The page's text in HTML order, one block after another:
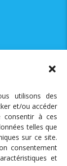
utilisons des
et/ou accéder
consentir à ces
telles que
sur ce site.
consentement
et
PROGRAMMES